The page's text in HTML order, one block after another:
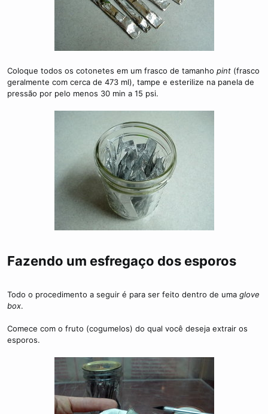
Coloque todos os cotonetes em um frasco de tamanho pint (frasco
geralmente com cerca de 473 ml), tampe e esterilize na panela de
pressão por pelo menos 30 min a 15 psi.
Fazendo um esfregaço dos esporos
Todo o procedimento a seguir é para ser feito dentro de uma glove
box.
Comece com o fruto (cogumelos) do qual você deseja extrair os
esporos.